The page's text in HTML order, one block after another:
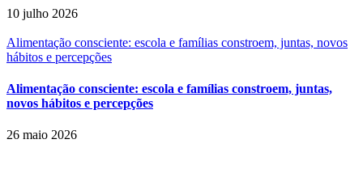
10 julho 2026
Alimentação consciente: escola e famílias constroem, juntas, novos
hábitos e percepções
Alimentação consciente: escola e famílias constroem, juntas,
novos hábitos e percepções
26 maio 2026